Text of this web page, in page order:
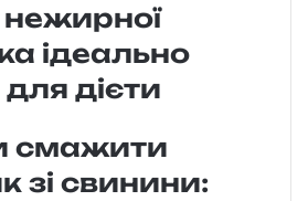
нежирної
ідеально
для дієти
смажити
зі свинини: